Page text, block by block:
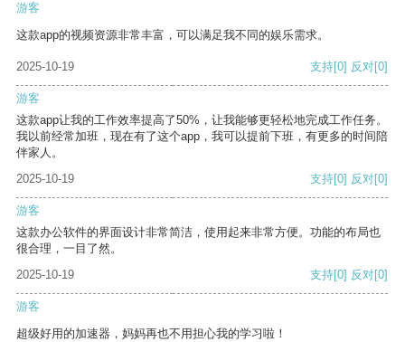
游客
这款app的视频资源非常丰富，可以满足我不同的娱乐需求。
2025-10-19 支持[0] 反对[0]
游客
这款app让我的工作效率提高了50%，让我能够更轻松地完成工作任务。
我以前经常加班，现在有了这个app，我可以提前下班，有更多的时间陪
伴家人。
2025-10-19
支持[0] 反对[0]
游客
这款办公软件的界面设计非常简洁，使用起来非常方便。功能的布局也
很合理，一目了然。
2025-10-19
支持[0] 反对[0]
游客
超级好用的加速器，妈妈再也不用担心我的学习啦！